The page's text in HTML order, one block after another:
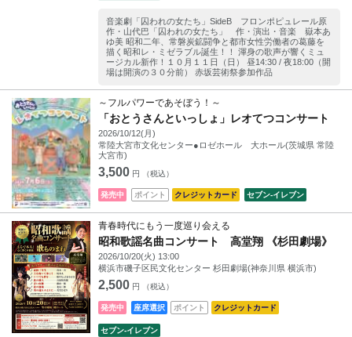
音楽劇「囚われの女たち」SideB フロンポピュレール原
作・山代巴「囚われの女たち」 作・演出・音楽 嶽本あ
ゆ美 昭和二年、常磐炭鉱闘争と都市女性労働者の葛藤を
描く昭和レ・ミゼラブル誕生！！ 渾身の歌声が響くミュ
ージカル新作！１０月１１日（日） 昼14:30 / 夜18:00（開
場は開演の３０分前） 赤坂芸術祭参加作品
～フルパワーであそぼう！～
「おとうさんといっしょ」レオてつコンサート
2026/10/12(月)
常陸大宮市文化センター●ロゼホール 大ホール(茨城県 常陸
大宮市)
3,500 円 （税込）
発売中 ポイント クレジットカード セブン‐イレブン
青春時代にもう一度巡り会える
昭和歌謡名曲コンサート 高堂翔 《杉田劇場》
2026/10/20(火) 13:00
横浜市磯子区民文化センター 杉田劇場(神奈川県 横浜市)
2,500 円 （税込）
発売中 座席選択 ポイント クレジットカード
セブン‐イレブン